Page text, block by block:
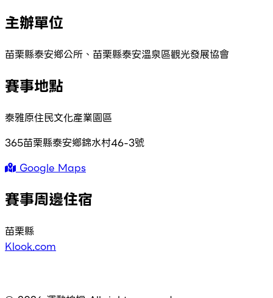
主辦單位
苗栗縣泰安鄉公所、苗栗縣泰安溫泉區觀光發展協會
賽事地點
泰雅原住民文化產業園區
365苗栗縣泰安鄉錦水村46-3號
Google Maps
賽事周邊住宿
苗栗縣
Klook.com